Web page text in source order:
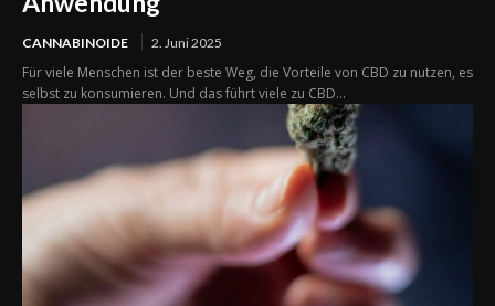
CANNABINOIDE 2. Juni 2025
Für viele Menschen ist der beste Weg, die Vorteile von CBD zu nutzen, es
selbst zu konsumieren. Und das führt viele zu CBD...